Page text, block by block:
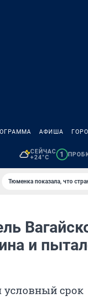
АФИША
СЕЙЧАС
+24°C
1
Тюменка показала, что
и
срок